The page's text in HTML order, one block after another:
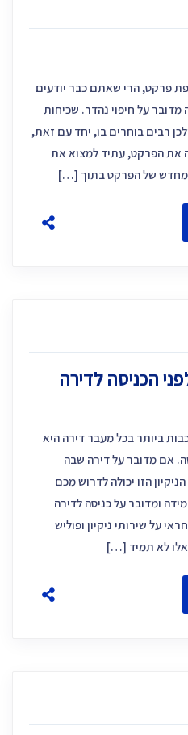
פרקט, הרי שאתם כבר יודעים
על חיפוי נהדר. שכיחות
רבים בוחרים בו, יחד עם זאת,
את הפרקט, עתיד למצוא את
מחדש של הפרקט בתוך […]
הכניסה לדירה
ביותר בכל מעבר דירה היא
אם מדובר על דירה שבה
הזו יכולה לדרוש מכם
ומדובר על כניסה לדירה
על שירותי ניקיון ופוליש
אלו לא תמיד […]